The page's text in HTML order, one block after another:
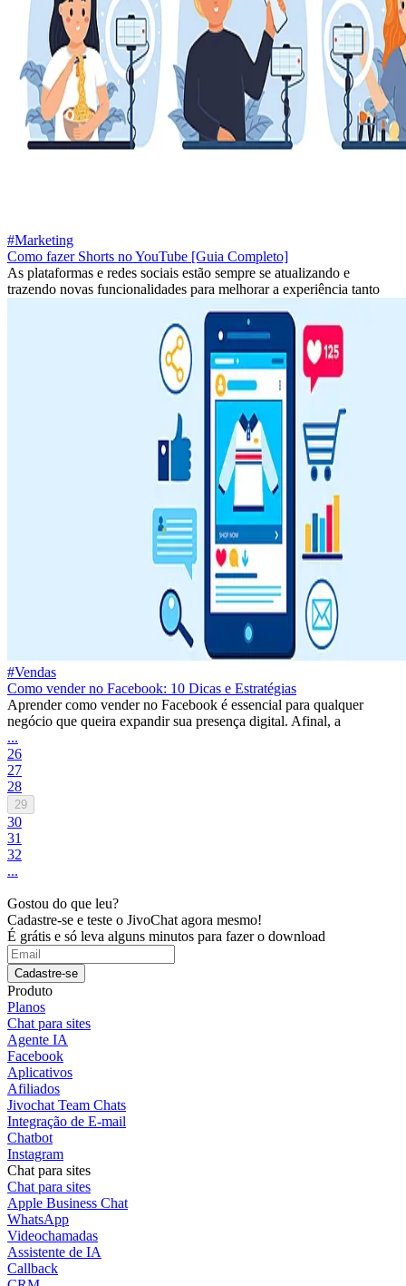
#Marketing
Como fazer Shorts no YouTube [Guia Completo]
As plataformas e redes sociais estão sempre se atualizando e
trazendo novas funcionalidades para melhorar a experiência tanto
#Vendas
Como vender no Facebook: 10 Dicas e Estratégias
Aprender como vender no Facebook é essencial para qualquer
negócio que queira expandir sua presença digital. Afinal, a
...
26
27
28
29
30
31
32
...
Gostou do que leu?
Cadastre-se e teste o JivoChat agora mesmo!
É grátis e só leva alguns minutos para fazer o download
Cadastre-se
Produto
Planos
Chat para sites
Agente IA
Facebook
Aplicativos
Afiliados
Jivochat Team Chats
Integração de E-mail
Chatbot
Instagram
Chat para sites
Chat para sites
Apple Business Chat
WhatsApp
Videochamadas
Assistente de IA
Callback